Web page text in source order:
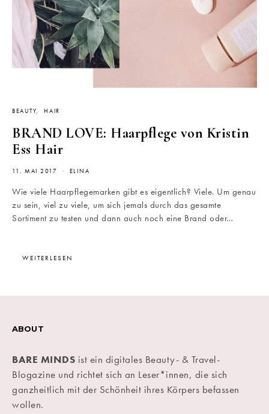
BEAUTY HAIR
BRAND LOVE: Haarpflege von Kristin
Ess Hair
11. MAI 2017 ELINA
Wie viele Haarpflegemarken gibt es eigentlich? Viele. Um genau
zu sein, viel zu viele, um sich jemals durch das gesamte
Sortiment zu testen und dann auch noch eine Brand oder…
WEITERLESEN
ABOUT
BARE MINDS ist ein digitales Beauty- & Travel-
Blogazine und richtet sich an Leser*innen, die sich
ganzheitlich mit der Schönheit ihres Körpers befassen
wollen.